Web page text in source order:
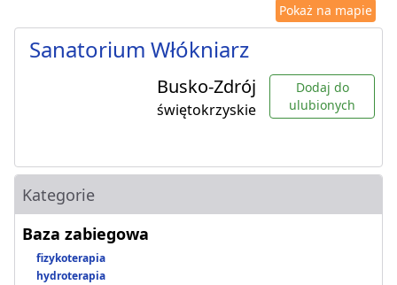
Pokaż na mapie
Sanatorium Włókniarz
Busko-Zdrój
świętokrzyskie
Dodaj do
ulubionych
Kategorie
Baza zabiegowa
fizykoterapia
hydroterapia